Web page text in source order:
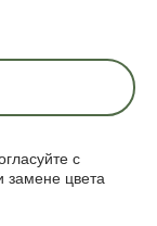
с
замене цвета